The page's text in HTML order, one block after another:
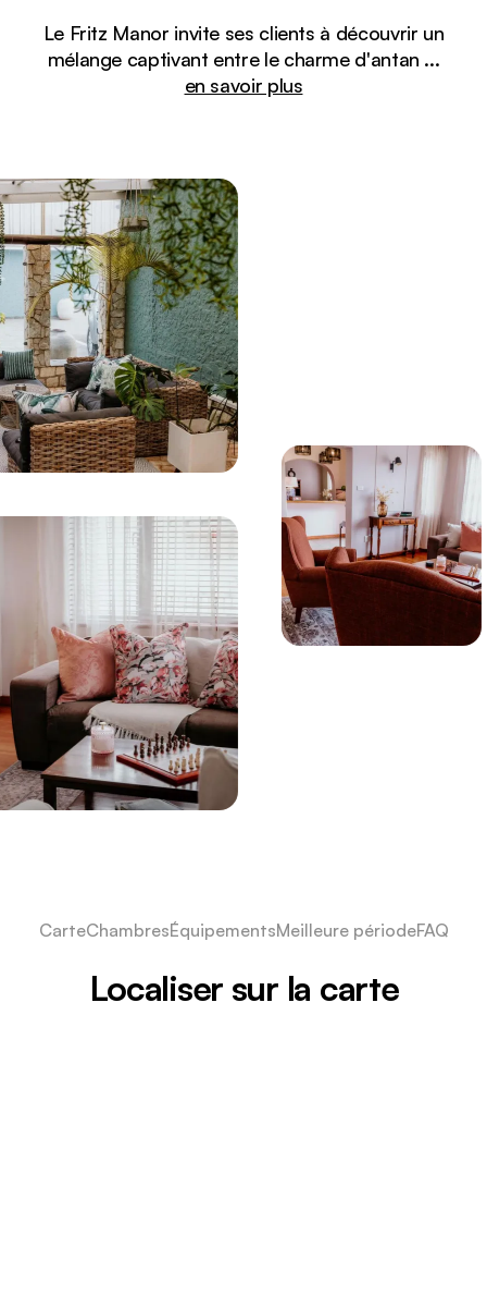
Le Fritz Manor invite ses clients à découvrir un
mélange captivant entre le charme d'antan ...
en savoir plus
CarteChambresÉquipementsMeilleure périodeFAQ
Localiser sur la carte